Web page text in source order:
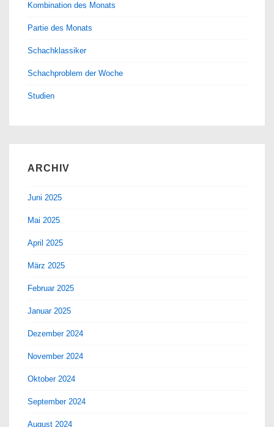
Kombination des Monats
Partie des Monats
Schachklassiker
Schachproblem der Woche
Studien
ARCHIV
Juni 2025
Mai 2025
April 2025
März 2025
Februar 2025
Januar 2025
Dezember 2024
November 2024
Oktober 2024
September 2024
August 2024